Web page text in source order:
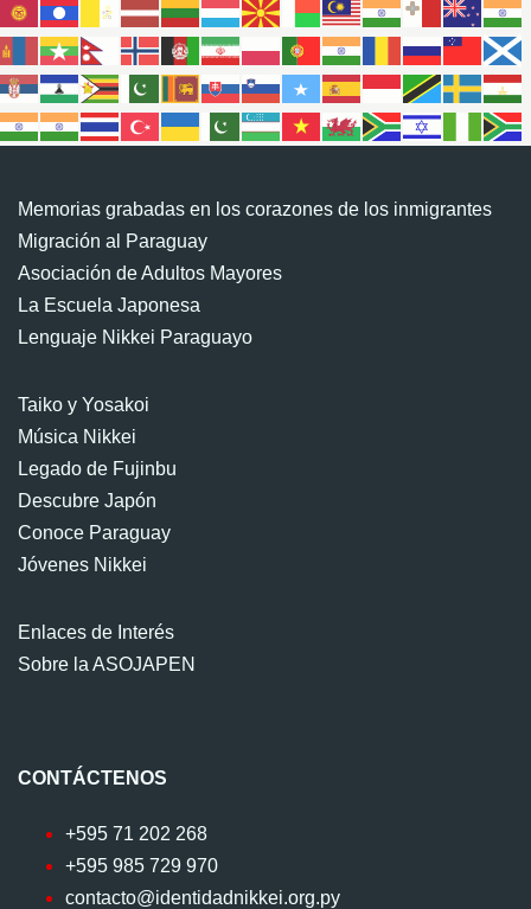
Memorias grabadas en los corazones de los inmigrantes
Migración al Paraguay
Asociación de Adultos Mayores
La Escuela Japonesa
Lenguaje Nikkei Paraguayo
Taiko y Yosakoi
Música Nikkei
Legado de Fujinbu
Descubre Japón
Conoce Paraguay
Jóvenes Nikkei
Enlaces de Interés
Sobre la ASOJAPEN
CONTÁCTENOS
+595 71 202 268
+595 985 729 970
contacto@identidadnikkei.org.py